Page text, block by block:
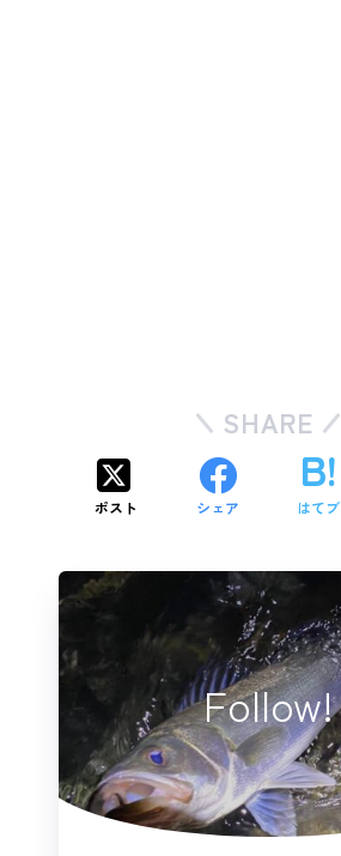
SHARE
ポスト シェア はてブ
Follow!